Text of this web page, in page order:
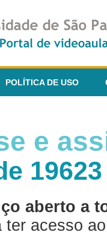
POLÍTICA DE USO
e
aberto a
ter acesso